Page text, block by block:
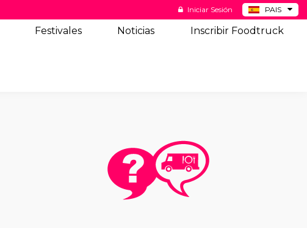
PAIS
Iniciar Sesión
Festivales Noticias Inscribir Foodtruck